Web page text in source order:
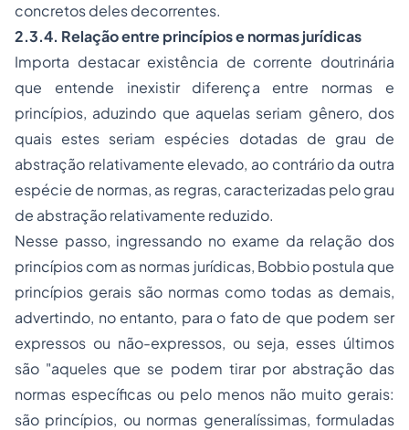
concretos deles decorrentes.
2.3.4. Relação entre princípios e normas jurídicas
Importa destacar existência de corrente doutrinária
que entende inexistir diferença entre normas e
princípios, aduzindo que aquelas seriam gênero, dos
quais estes seriam espécies dotadas de grau de
abstração relativamente elevado, ao contrário da outra
espécie de normas, as regras, caracterizadas pelograu
de abstração relativamente reduzido.
Nesse passo, ingressando no exame da relação dos
princípios com as normas jurídicas, Bobbio postula que
princípios gerais são normas como todas as demais,
advertindo, no entanto, para o fato de que podem ser
expressos ou não-expressos, ou seja, esses últimos
são "aqueles que se podem tirar por abstração das
normas específicas ou pelo menos não muito gerais:
são princípios, ou normas generalíssimas, formuladas